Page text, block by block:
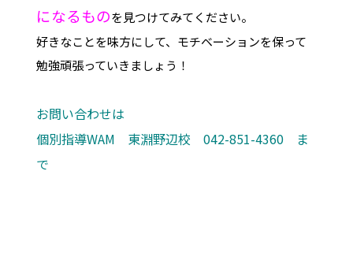
になるものを見つけてみてください。
好きなことを味方にして、モチベーションを保って
勉強頑張っていきましょう！
お問い合わせは
個別指導WAM 東淵野辺校 042-851-4360 ま
で